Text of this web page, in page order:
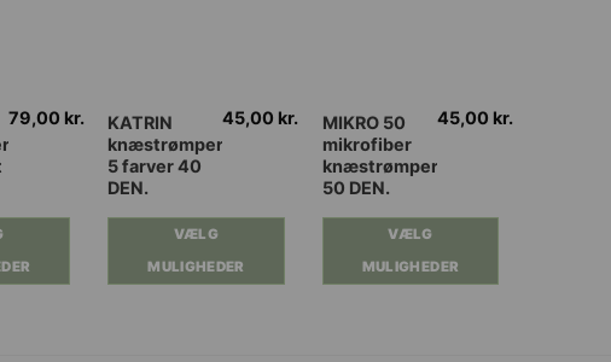
79,00 kr.
KATRIN
knæstrømper
5 farver 40
DEN.
45,00 kr.
VÆLG
MULIGHEDER
Dette
vare
har
varianter.
Mulighederne
kan
MIKRO 50
mikrofiber
knæstrømper
50 DEN.
45,00 kr.
VÆLG
MULIGHEDER
Dette
vare
har
varianter.
Mulighederne
kan